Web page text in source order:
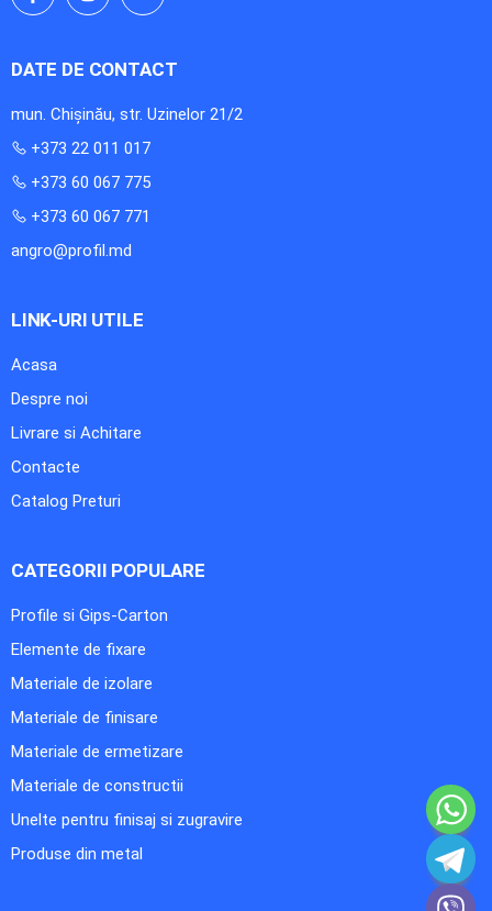
DATE DE CONTACT
mun. Chișinău, str. Uzinelor 21/2
+373 22 011 017
+373 60 067 775
+373 60 067 771
angro@profil.md
LINK-URI UTILE
Acasa
Despre noi
Livrare si Achitare
Contacte
Catalog Preturi
CATEGORII POPULARE
Profile si Gips-Carton
Elemente de fixare
Materiale de izolare
Materiale de finisare
Materiale de ermetizare
Materiale de constructii
Unelte pentru finisaj si zugravire
Produse din metal